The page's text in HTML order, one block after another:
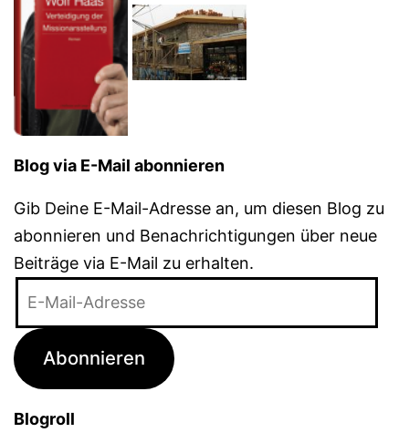
Blog via E-Mail abonnieren
Gib Deine E-Mail-Adresse an, um diesen Blog zu
abonnieren und Benachrichtigungen über neue
Beiträge via E-Mail zu erhalten.
Adresse
Abonnieren
Blogroll